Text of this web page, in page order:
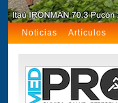
Noticias Artículos